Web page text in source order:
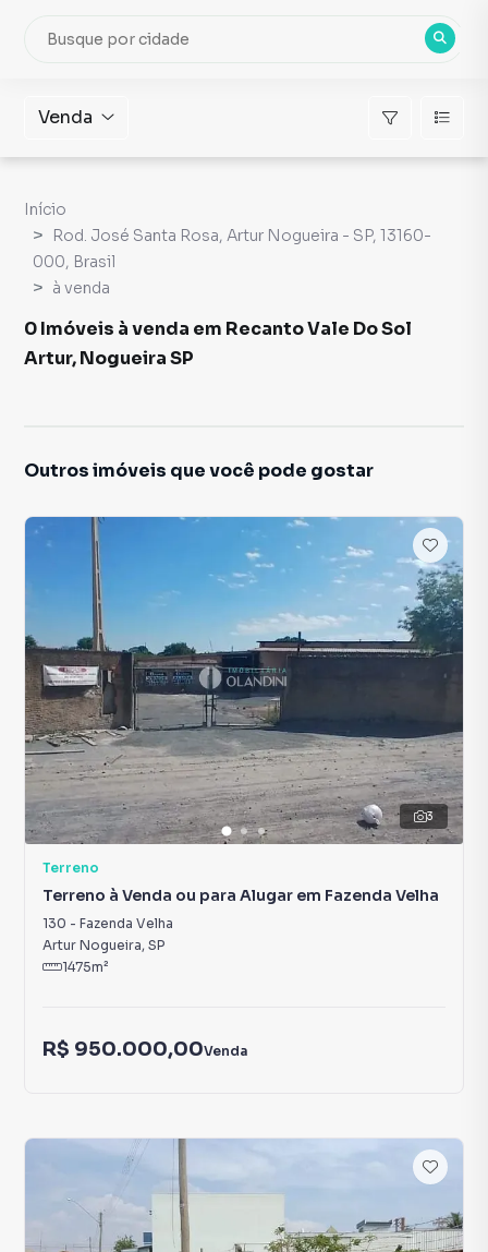
Venda
Início
Rod. José Santa Rosa, Artur Nogueira - SP, 13160-
000, Brasil
à venda
0 Imóveis à venda em Recanto Vale Do Sol
Artur, Nogueira SP
Outros imóveis que você pode gostar
3
Terreno
Terreno à Venda ou para Alugar em Fazenda Velha
130 - Fazenda Velha
Artur Nogueira, SP
1475m²
R$ 950.000,00Venda